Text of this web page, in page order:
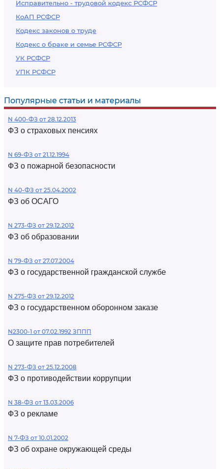
Исправительно - трудовой кодекс РСФСР
КоАП РСФСР
Кодекс законов о труде
Кодекс о браке и семье РСФСР
УК РСФСР
УПК РСФСР
Популярные статьи и материалы
N 400-ФЗ от 28.12.2013
ФЗ о страховых пенсиях
N 69-ФЗ от 21.12.1994
ФЗ о пожарной безопасности
N 40-ФЗ от 25.04.2002
ФЗ об ОСАГО
N 273-ФЗ от 29.12.2012
ФЗ об образовании
N 79-ФЗ от 27.07.2004
ФЗ о государственной гражданской службе
N 275-ФЗ от 29.12.2012
ФЗ о государственном оборонном заказе
N2300-1 от 07.02.1992 ЗППП
О защите прав потребителей
N 273-ФЗ от 25.12.2008
ФЗ о противодействии коррупции
N 38-ФЗ от 13.03.2006
ФЗ о рекламе
N 7-ФЗ от 10.01.2002
ФЗ об охране окружающей среды